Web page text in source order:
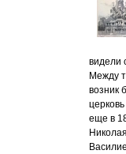
видели
Между
возник
еще в